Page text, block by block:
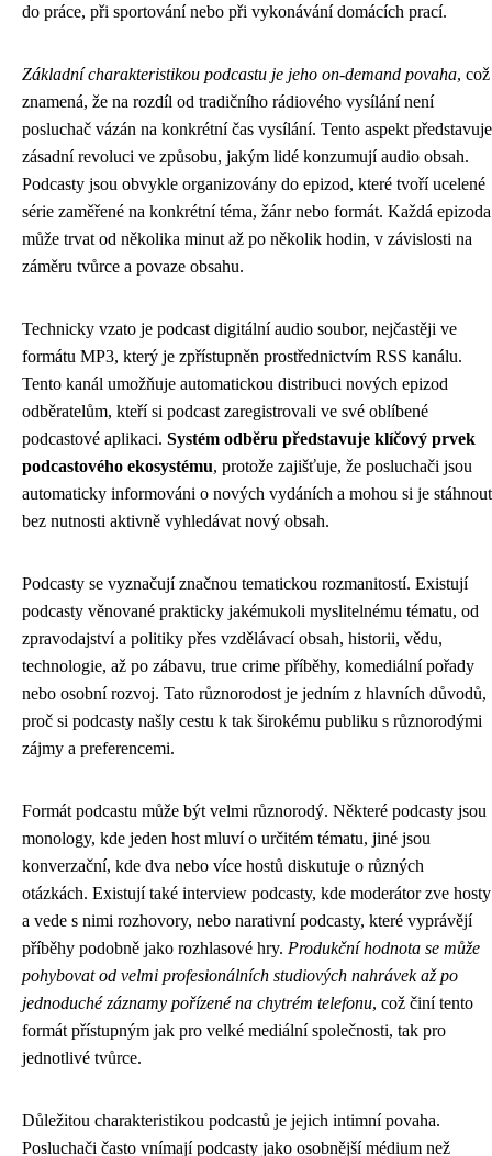
do práce, při sportování nebo při vykonávání domácích prací.
Základní charakteristikou podcastu je jeho on-demand povaha, což
znamená, že na rozdíl od tradičního rádiového vysílání není
posluchač vázán na konkrétní čas vysílání. Tento aspekt představuje
zásadní revoluci ve způsobu, jakým lidé konzumují audio obsah.
Podcasty jsou obvykle organizovány do epizod, které tvoří ucelené
série zaměřené na konkrétní téma, žánr nebo formát. Každá epizoda
může trvat od několika minut až po několik hodin, v závislosti na
záměru tvůrce a povaze obsahu.
Technicky vzato je podcast digitální audio soubor, nejčastěji ve
formátu MP3, který je zpřístupněn prostřednictvím RSS kanálu.
Tento kanál umožňuje automatickou distribuci nových epizod
odběratelům, kteří si podcast zaregistrovali ve své oblíbené
podcastové aplikaci. Systém odběru představuje klíčový prvek
podcastového ekosystému, protože zajišťuje, že posluchači jsou
automaticky informováni o nových vydáních a mohou si je stáhnout
bez nutnosti aktivně vyhledávat nový obsah.
Podcasty se vyznačují značnou tematickou rozmanitostí. Existují
podcasty věnované prakticky jakémukoli myslitelnému tématu, od
zpravodajství a politiky přes vzdělávací obsah, historii, vědu,
technologie, až po zábavu, true crime příběhy, komediální pořady
nebo osobní rozvoj. Tato různorodost je jedním z hlavních důvodů,
proč si podcasty našly cestu k tak širokému publiku s různorodými
zájmy a preferencemi.
Formát podcastu může být velmi různorodý. Některé podcasty jsou
monology, kde jeden host mluví o určitém tématu, jiné jsou
konverzační, kde dva nebo více hostů diskutuje o různých
otázkách. Existují také interview podcasty, kde moderátor zve hosty
a vede s nimi rozhovory, nebo narativní podcasty, které vyprávějí
příběhy podobně jako rozhlasové hry. Produkční hodnota se může
pohybovat od velmi profesionálních studiových nahrávek až po
jednoduché záznamy pořízené na chytrém telefonu, což činí tento
formát přístupným jak pro velké mediální společnosti, tak pro
jednotlivé tvůrce.
Důležitou charakteristikou podcastů je jejich intimní povaha.
Posluchači často vnímají podcasty jako osobnější médium než